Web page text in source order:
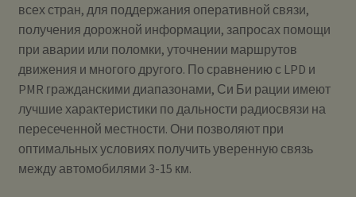
всех стран, для поддержания оперативной связи,
получения дорожной информации, запросах помощи
при аварии или поломки, уточнении маршрутов
движения и многого другого. По сравнению с LPD и
PMR гражданскими диапазонами, Си Би рации имеют
лучшие характеристики по дальности радиосвязи на
пересеченной местности. Они позволяют при
оптимальных условиях получить уверенную связь
между автомобилями 3-15 км.